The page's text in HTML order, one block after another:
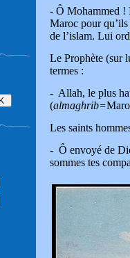
- Ô Mohammed !
Maroc pour
de l’islam. Lui
Le Prophète (sur
termes :
- Allah, le plus
(almaghrib=
Les saints
- Ô envoyé de
sommes tes